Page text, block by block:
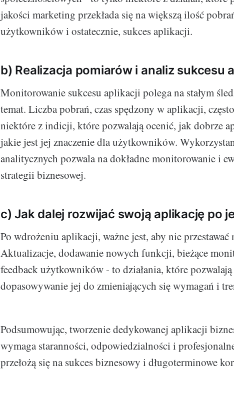
jakości marketing przekłada się na większą ilość
użytkowników i ostatecznie, sukces aplikacji.
b) Realizacja pomiarów i analiz sukcesu
Monitorowanie sukcesu aplikacji polega na stałym
temat. Liczba pobrań, czas spędzony w aplikacji,
niektóre z indicji, które pozwalają ocenić, jak dobrze
jakie jest jej znaczenie dla użytkowników.
analitycznych pozwala na dokładne monitorowanie i
strategii biznesowej.
c) Jak dalej rozwijać swoją aplikację po
Po wdrożeniu aplikacji, ważne jest, aby nie przestawać
Aktualizacje, dodawanie nowych funkcji, bieżące
feedback użytkowników - to działania, które
dopasowywanie jej do zmieniających się wymagań i
Podsumowując, tworzenie dedykowanej aplikacji
wymaga staranności, odpowiedzialności i
przełożą się na sukces biznesowy i długoterminowe